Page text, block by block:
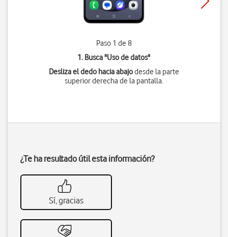
Paso 1 de 8
1. Busca "Uso de datos"
Desliza el dedo hacia abajodesde la parte
superior derecha de la pantalla.
¿Te ha resultado útil esta información?
Sí, gracias